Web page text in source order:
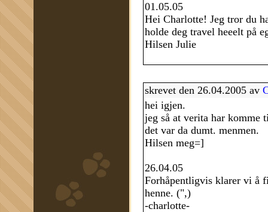
01.05.05
Hei Charlotte! Jeg tror du
holde deg travel heeelt på
Hilsen Julie
skrevet den 26.04.2005 av
hei igjen.
jeg så at verita har komme
det var da dumt. menmen.
Hilsen meg=]
26.04.05
Forhåpentligvis klarer vi å
henne. (",)
-charlotte-